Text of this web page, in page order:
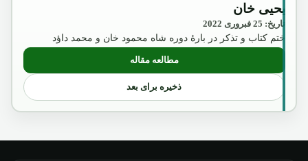
یحیی خان
تاریخ: 25 فبروری 2022
ختم کتاب و تذکر در بارۀ دوره شاه محمود خان و محمد داؤد
مطالعه مقاله: نگاهی مختصر به سقوط و عروج خانواده
ذخیره برای بعد